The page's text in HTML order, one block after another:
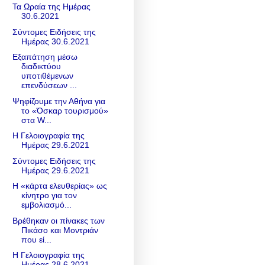
Τα Ωραία της Ημέρας
30.6.2021
Σύντομες Ειδήσεις της
Ημέρας 30.6.2021
Εξαπάτηση μέσω
διαδικτύου
υποτιθέμενων
επενδύσεων ...
Ψηφίζουμε την Αθήνα για
το «Όσκαρ τουρισμού»
στα W...
Η Γελοιογραφία της
Ημέρας 29.6.2021
Σύντομες Ειδήσεις της
Ημέρας 29.6.2021
Η «κάρτα ελευθερίας» ως
κίνητρο για τον
εμβολιασμό...
Βρέθηκαν οι πίνακες των
Πικάσο και Μοντριάν
που εί...
Η Γελοιογραφία της